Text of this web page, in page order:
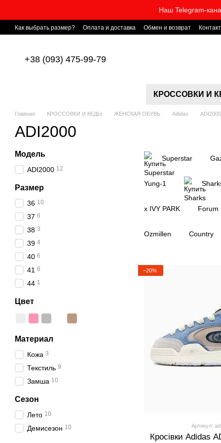
Наш Telegram-
Как выбрать размер? Оплата и доставка Обмен и возврат
+38 (093) 475-99-79
КРОССОВКИ И
Главная КРОССОВКИ И КЕДЫ ЖЕНСКАЯ ОБУВЬ Adidas ADI2000
ADI2000
Superstar
Yung-1
x IVY PARK Forum
Ozmillen Country
−20%
Артикул:
Кросівки Adidas
Модель
ADI2000 12
Размер
36 10
37 6
38 3
39 4
40 6
41 6
44 1
Цвет
Материал
Кожа 3
Текстиль 9
Замша 10
Сезон
Лето 10
Демисезон 10